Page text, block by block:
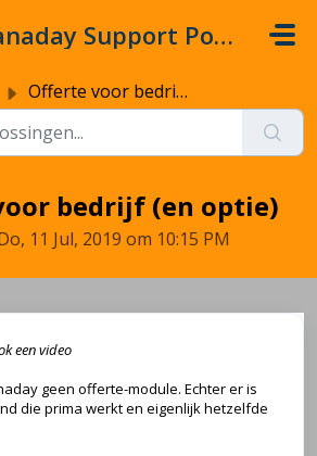
Planaday Support Portal
Offerte voor bedrijf (en optie)
bedrijf (en optie)
11 Jul, 2019 om 10:15 PM
een video
geen offerte-module. Echter er is
die prima werkt en eigenlijk hetzelfde